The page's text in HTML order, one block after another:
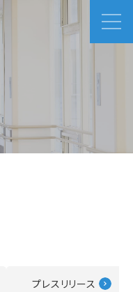
プレスリリース